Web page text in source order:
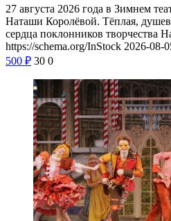
27 августа 2026 года в Зимнем
Наташи Королёвой. Тёплая,
сердца поклонников творчества
https://schema.org/InStock 2026-08-
500 ₽ 30 0